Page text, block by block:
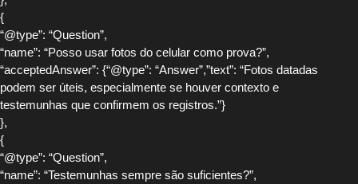
{
“@type”: “Question”,
“name”: “Posso usar fotos do celular como prova?”,
“acceptedAnswer”: {“@type”: “Answer”,”text”: “Fotos datadas
podem ser úteis, especialmente se houver contexto e
testemunhas que confirmem os registros.”}
},
{
“@type”: “Question”,
“name”: “Testemunhas sempre são suficientes?”,